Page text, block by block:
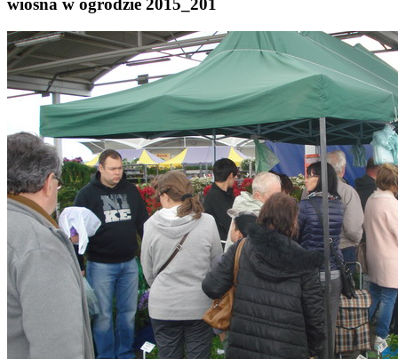
wiosna w ogrodzie 2015_201